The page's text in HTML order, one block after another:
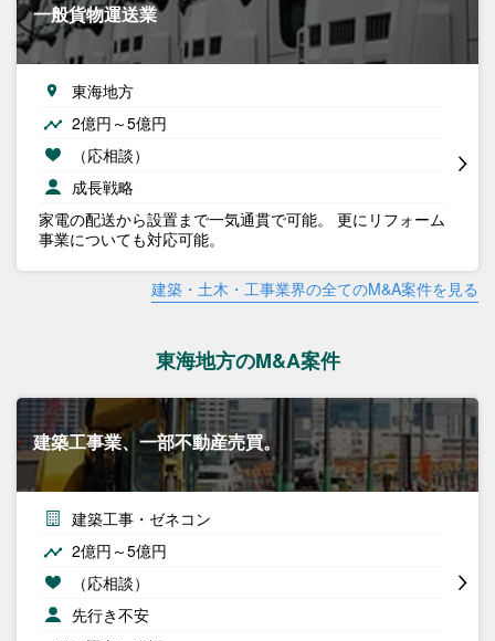
一般貨物運送業
東海地方
2億円～5億円
（応相談）
成長戦略
家電の配送から設置まで一気通貫で可能。 更にリフォーム
事業についても対応可能。
建築・土木・工事業界の全てのM&A案件を見る
東海地方のM&A案件
建築工事業、一部不動産売買。
建築工事・ゼネコン
2億円～5億円
（応相談）
先行き不安